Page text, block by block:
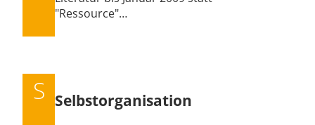
"Ressource"…
S Selbstorganisation